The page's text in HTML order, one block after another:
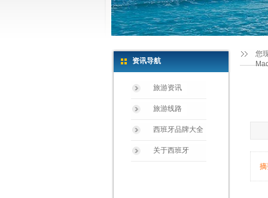
您
资讯导航
旅游资讯
旅游线路
西班牙品牌大全
关于西班牙